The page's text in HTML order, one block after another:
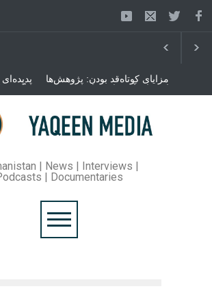
مزایای کوتاه‌قد بودن: پژوهش‌ها
از فواید آن برای سلامتی
می‌گویند
مجلس
کرد که
روند
دهد.
| News | Interviews |
| Documentaries